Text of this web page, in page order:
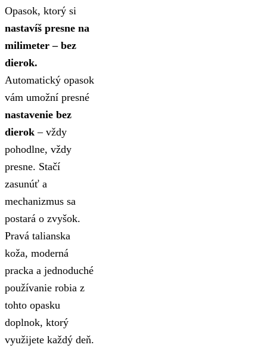
Opasok, ktorý si
nastavíš presne na
milimeter – bez
dierok.
Automatický opasok
vám umožní presné
nastavenie bez
dierok – vždy
pohodlne, vždy
presne. Stačí
zasunúť a
mechanizmus sa
postará o zvyšok.
Pravá talianska
koža, moderná
pracka a jednoduché
používanie robia z
tohto opasku
doplnok, ktorý
využijete každý deň.